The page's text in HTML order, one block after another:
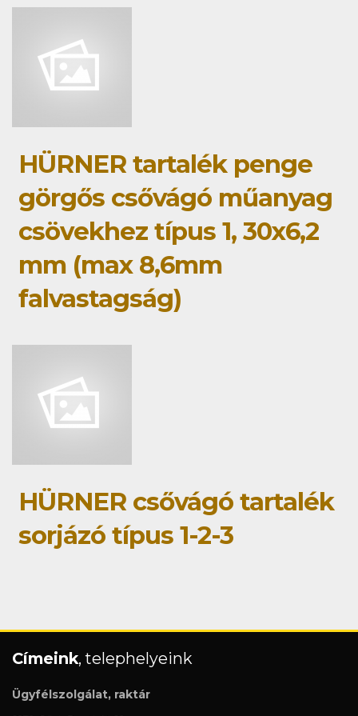
HÜRNER tartalék penge
görgős csővágó műanyag
csövekhez típus 1, 30x6,2
mm (max 8,6mm
falvastagság)
HÜRNER csővágó tartalék
sorjázó típus 1-2-3
Címeink, telephelyeink
Ügyfélszolgálat, raktár